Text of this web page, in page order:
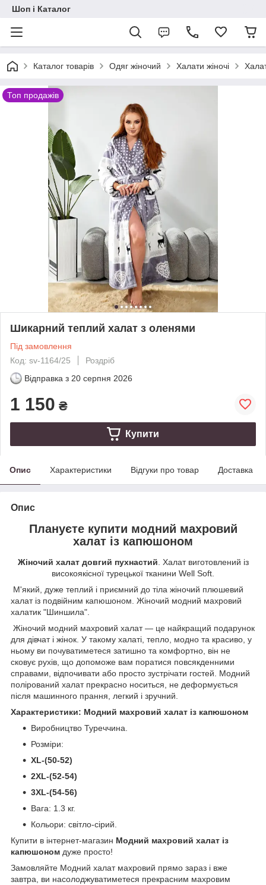
Шоп і Каталог
Каталог товарів Одяг жіночий Халати жіночі
Топ продажів
Шикарний теплий халат з оленями
Під замовлення
Код: sv-1164/25
Роздріб
Відправка з 20 серпня 2026
1 150 ₴
Купити
Опис Характеристики Відгуки про товар Доставка
Опис
Плануєте купити модний махровий
халат із капюшоном
Жіночий халат довгий пухнастий. Халат виготовлений із
високоякісної турецької тканини Well Soft.
М'який, дуже теплий і приємний до тіла жіночий плюшевий
халат із подвійним капюшоном. Жіночий модний махровий
халатик "Шиншила".
Жіночий модний махровий халат — це найкращий подарунок
для дівчат і жінок. У такому халаті, тепло, модно та красиво, у
ньому ви почуватиметеся затишно та комфортно, він не
сковує рухів, що допоможе вам поратися повсякденними
справами, відпочивати або просто зустрічати гостей. Модний
полірований халат прекрасно носиться, не деформується
після машинного прання, легкий і зручний.
Характеристики: Модний махровий халат із капюшоном
Виробництво Туреччина.
Розміри:
XL-(50-52)
2XL-(52-54)
3XL-(54-56)
Вага: 1.3 кг.
Кольори: світло-сірий.
Купити в інтернет-магазин Модний махровий халат із
капюшоном дуже просто!
Замовляйте Модний халат махровий прямо зараз і вже
завтра, ви насолоджуватиметеся прекрасним махровим